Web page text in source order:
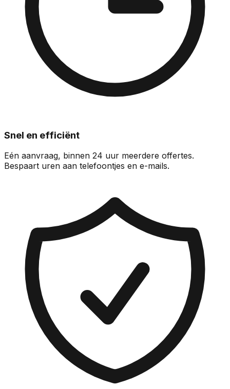
Snel en efficiënt
Eén aanvraag, binnen 24 uur meerdere offertes.
Bespaart uren aan telefoontjes en e-mails.